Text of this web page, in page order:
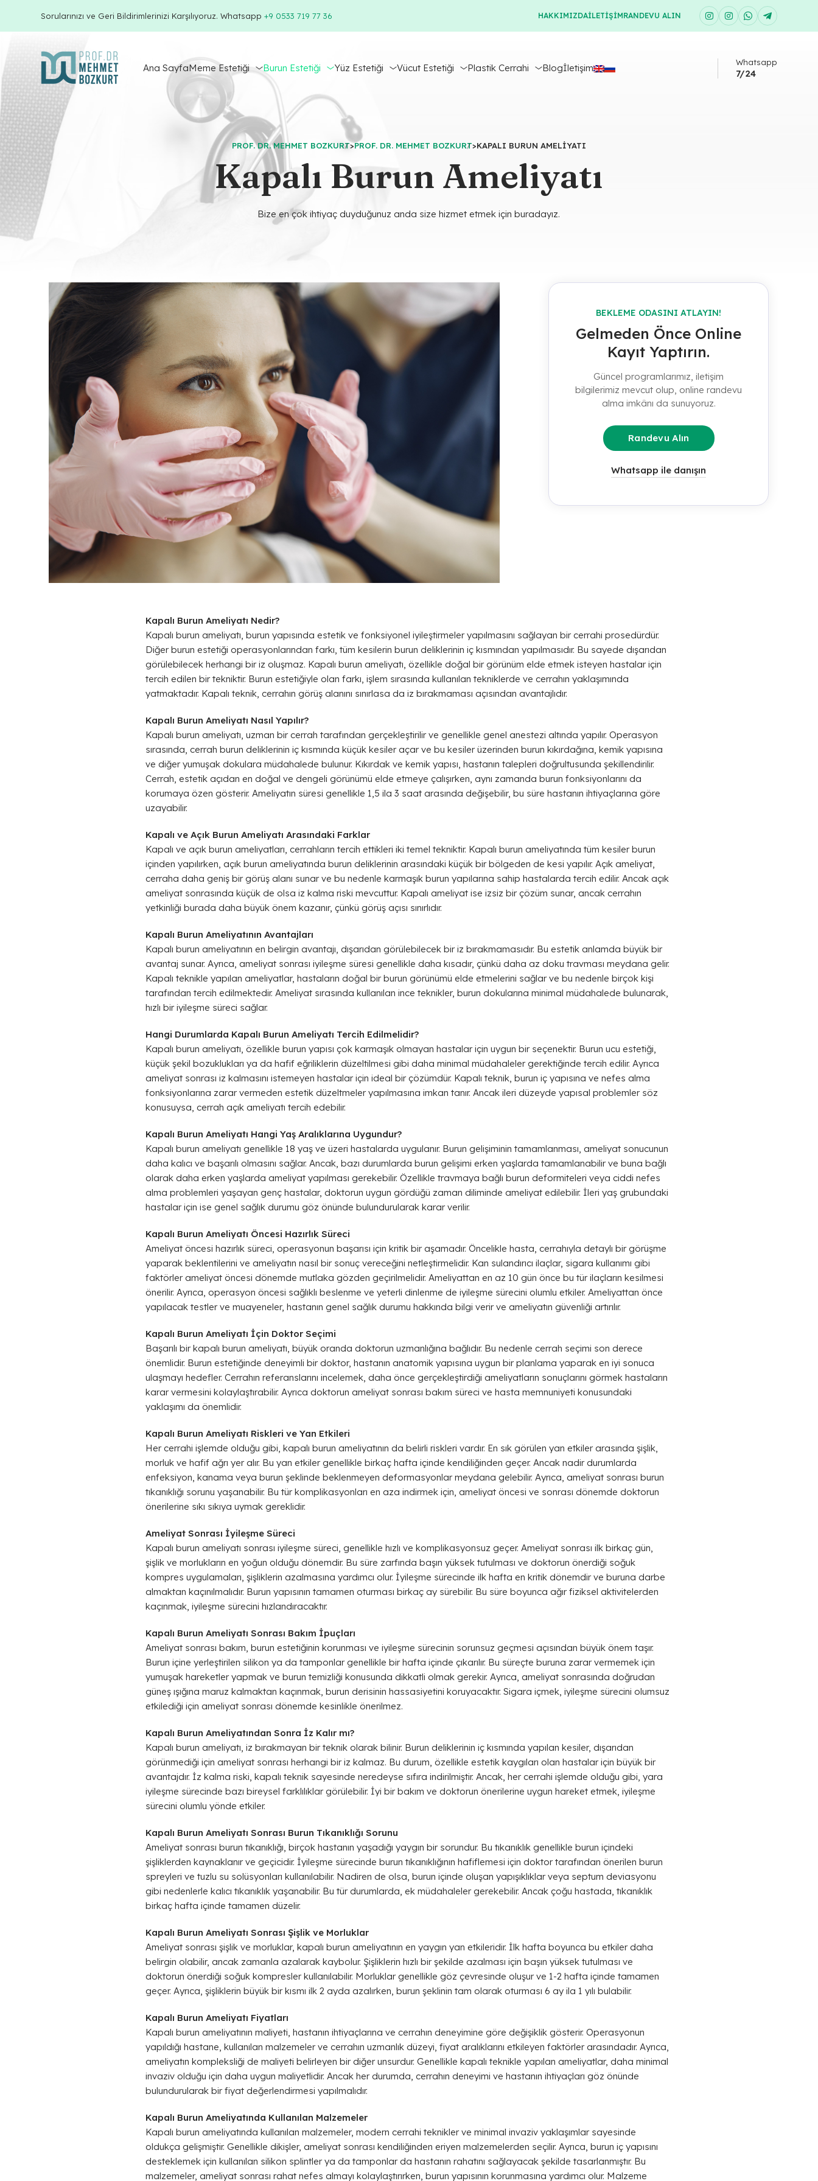
Sorularınızı ve Geri Bildirimlerinizi Karşılıyoruz. Whatsapp+9 0533 719 77 36 HAKKIMIZDAİLETIŞIMRANDEVU ALIN
Ana SayfaMeme Estetiği Burun Estetiği Yüz Estetiği Vücut Estetiği Plastik Cerrahi Blogİletişim
Whatsapp
7/24
PROF. DR. MEHMET BOZKURT>PROF. DR. MEHMET BOZKURT>KAPALI BURUN AMELIYATI
Kapalı Burun Ameliyatı
Bize en çok ihtiyaç duyduğunuz anda size hizmet etmek için buradayız.
BEKLEME ODASINI ATLAYIN!
Gelmeden Önce Online
Kayıt Yaptırın.
Güncel programlarımız, iletişim
bilgilerimiz mevcut olup, online randevu
alma imkânı da sunuyoruz.
Randevu Alın
Whatsapp ile danışın
Kapalı Burun Ameliyatı Nedir?
Kapalı burun ameliyatı, burun yapısında estetik ve fonksiyonel iyileştirmeler yapılmasını sağlayan bir cerrahi prosedürdür.
Diğer burun estetiği operasyonlarından farkı, tüm kesilerin burun deliklerinin iç kısmından yapılmasıdır. Bu sayede dışarıdan
görülebilecek herhangi bir iz oluşmaz. Kapalı burun ameliyatı, özellikle doğal bir görünüm elde etmek isteyen hastalar için
tercih edilen bir tekniktir. Burun estetiğiyle olan farkı, işlem sırasında kullanılan tekniklerde ve cerrahın yaklaşımında
yatmaktadır. Kapalı teknik, cerrahın görüş alanını sınırlasa da iz bırakmaması açısından avantajlıdır.
Kapalı Burun Ameliyatı Nasıl Yapılır?
Kapalı burun ameliyatı, uzman bir cerrah tarafından gerçekleştirilir ve genellikle genel anestezi altında yapılır. Operasyon
sırasında, cerrah burun deliklerinin iç kısmında küçük kesiler açar ve bu kesiler üzerinden burun kıkırdağına, kemik yapısına
ve diğer yumuşak dokulara müdahalede bulunur. Kıkırdak ve kemik yapısı, hastanın talepleri doğrultusunda şekillendirilir.
Cerrah, estetik açıdan en doğal ve dengeli görünümü elde etmeye çalışırken, aynı zamanda burun fonksiyonlarını da
korumaya özen gösterir. Ameliyatın süresi genellikle 1,5 ila 3 saat arasında değişebilir, bu süre hastanın ihtiyaçlarına göre
uzayabilir.
Kapalı ve Açık Burun Ameliyatı Arasındaki Farklar
Kapalı ve açık burun ameliyatları, cerrahların tercih ettikleri iki temel tekniktir. Kapalı burun ameliyatında tüm kesiler burun
içinden yapılırken, açık burun ameliyatında burun deliklerinin arasındaki küçük bir bölgeden de kesi yapılır. Açık ameliyat,
cerraha daha geniş bir görüş alanı sunar ve bu nedenle karmaşık burun yapılarına sahip hastalarda tercih edilir. Ancak açık
ameliyat sonrasında küçük de olsa iz kalma riski mevcuttur. Kapalı ameliyat ise izsiz bir çözüm sunar, ancak cerrahın
yetkinliği burada daha büyük önem kazanır, çünkü görüş açısı sınırlıdır.
Kapalı Burun Ameliyatının Avantajları
Kapalı burun ameliyatının en belirgin avantajı, dışarıdan görülebilecek bir iz bırakmamasıdır. Bu estetik anlamda büyük bir
avantaj sunar. Ayrıca, ameliyat sonrası iyileşme süresi genellikle daha kısadır, çünkü daha az doku travması meydana gelir.
Kapalı teknikle yapılan ameliyatlar, hastaların doğal bir burun görünümü elde etmelerini sağlar ve bu nedenle birçok kişi
tarafından tercih edilmektedir. Ameliyat sırasında kullanılan ince teknikler, burun dokularına minimal müdahalede bulunarak,
hızlı bir iyileşme süreci sağlar.
Hangi Durumlarda Kapalı Burun Ameliyatı Tercih Edilmelidir?
Kapalı burun ameliyatı, özellikle burun yapısı çok karmaşık olmayan hastalar için uygun bir seçenektir. Burun ucu estetiği,
küçük şekil bozuklukları ya da hafif eğriliklerin düzeltilmesi gibi daha minimal müdahaleler gerektiğinde tercih edilir. Ayrıca
ameliyat sonrası iz kalmasını istemeyen hastalar için ideal bir çözümdür. Kapalı teknik, burun iç yapısına ve nefes alma
fonksiyonlarına zarar vermeden estetik düzeltmeler yapılmasına imkan tanır. Ancak ileri düzeyde yapısal problemler söz
konusuysa, cerrah açık ameliyatı tercih edebilir.
Kapalı Burun Ameliyatı Hangi Yaş Aralıklarına Uygundur?
Kapalı burun ameliyatı genellikle 18 yaş ve üzeri hastalarda uygulanır. Burun gelişiminin tamamlanması, ameliyat sonucunun
daha kalıcı ve başarılı olmasını sağlar. Ancak, bazı durumlarda burun gelişimi erken yaşlarda tamamlanabilir ve buna bağlı
olarak daha erken yaşlarda ameliyat yapılması gerekebilir. Özellikle travmaya bağlı burun deformiteleri veya ciddi nefes
alma problemleri yaşayan genç hastalar, doktorun uygun gördüğü zaman diliminde ameliyat edilebilir. İleri yaş grubundaki
hastalar için ise genel sağlık durumu göz önünde bulundurularak karar verilir.
Kapalı Burun Ameliyatı Öncesi Hazırlık Süreci
Ameliyat öncesi hazırlık süreci, operasyonun başarısı için kritik bir aşamadır. Öncelikle hasta, cerrahıyla detaylı bir görüşme
yaparak beklentilerini ve ameliyatın nasıl bir sonuç vereceğini netleştirmelidir. Kan sulandırıcı ilaçlar, sigara kullanımı gibi
faktörler ameliyat öncesi dönemde mutlaka gözden geçirilmelidir. Ameliyattan en az 10 gün önce bu tür ilaçların kesilmesi
önerilir. Ayrıca, operasyon öncesi sağlıklı beslenme ve yeterli dinlenme de iyileşme sürecini olumlu etkiler. Ameliyattan önce
yapılacak testler ve muayeneler, hastanın genel sağlık durumu hakkında bilgi verir ve ameliyatın güvenliği artırılır.
Kapalı Burun Ameliyatı İçin Doktor Seçimi
Başarılı bir kapalı burun ameliyatı, büyük oranda doktorun uzmanlığına bağlıdır. Bu nedenle cerrah seçimi son derece
önemlidir. Burun estetiğinde deneyimli bir doktor, hastanın anatomik yapısına uygun bir planlama yaparak en iyi sonuca
ulaşmayı hedefler. Cerrahın referanslarını incelemek, daha önce gerçekleştirdiği ameliyatların sonuçlarını görmek hastaların
karar vermesini kolaylaştırabilir. Ayrıca doktorun ameliyat sonrası bakım süreci ve hasta memnuniyeti konusundaki
yaklaşımı da önemlidir.
Kapalı Burun Ameliyatı Riskleri ve Yan Etkileri
Her cerrahi işlemde olduğu gibi, kapalı burun ameliyatının da belirli riskleri vardır. En sık görülen yan etkiler arasında şişlik,
morluk ve hafif ağrı yer alır. Bu yan etkiler genellikle birkaç hafta içinde kendiliğinden geçer. Ancak nadir durumlarda
enfeksiyon, kanama veya burun şeklinde beklenmeyen deformasyonlar meydana gelebilir. Ayrıca, ameliyat sonrası burun
tıkanıklığı sorunu yaşanabilir. Bu tür komplikasyonları en aza indirmek için, ameliyat öncesi ve sonrası dönemde doktorun
önerilerine sıkı sıkıya uymak gereklidir.
Ameliyat Sonrası İyileşme Süreci
Kapalı burun ameliyatı sonrası iyileşme süreci, genellikle hızlı ve komplikasyonsuz geçer. Ameliyat sonrası ilk birkaç gün,
şişlik ve morlukların en yoğun olduğu dönemdir. Bu süre zarfında başın yüksek tutulması ve doktorun önerdiği soğuk
kompres uygulamaları, şişliklerin azalmasına yardımcı olur. İyileşme sürecinde ilk hafta en kritik dönemdir ve buruna darbe
almaktan kaçınılmalıdır. Burun yapısının tamamen oturması birkaç ay sürebilir. Bu süre boyunca ağır fiziksel aktivitelerden
kaçınmak, iyileşme sürecini hızlandıracaktır.
Kapalı Burun Ameliyatı Sonrası Bakım İpuçları
Ameliyat sonrası bakım, burun estetiğinin korunması ve iyileşme sürecinin sorunsuz geçmesi açısından büyük önem taşır.
Burun içine yerleştirilen silikon ya da tamponlar genellikle bir hafta içinde çıkarılır. Bu süreçte buruna zarar vermemek için
yumuşak hareketler yapmak ve burun temizliği konusunda dikkatli olmak gerekir. Ayrıca, ameliyat sonrasında doğrudan
güneş ışığına maruz kalmaktan kaçınmak, burun derisinin hassasiyetini koruyacaktır. Sigara içmek, iyileşme sürecini olumsuz
etkilediği için ameliyat sonrası dönemde kesinlikle önerilmez.
Kapalı Burun Ameliyatından Sonra İz Kalır mı?
Kapalı burun ameliyatı, iz bırakmayan bir teknik olarak bilinir. Burun deliklerinin iç kısmında yapılan kesiler, dışarıdan
görünmediği için ameliyat sonrası herhangi bir iz kalmaz. Bu durum, özellikle estetik kaygıları olan hastalar için büyük bir
avantajdır. İz kalma riski, kapalı teknik sayesinde neredeyse sıfıra indirilmiştir. Ancak, her cerrahi işlemde olduğu gibi, yara
iyileşme sürecinde bazı bireysel farklılıklar görülebilir. İyi bir bakım ve doktorun önerilerine uygun hareket etmek, iyileşme
sürecini olumlu yönde etkiler.
Kapalı Burun Ameliyatı Sonrası Burun Tıkanıklığı Sorunu
Ameliyat sonrası burun tıkanıklığı, birçok hastanın yaşadığı yaygın bir sorundur. Bu tıkanıklık genellikle burun içindeki
şişliklerden kaynaklanır ve geçicidir. İyileşme sürecinde burun tıkanıklığının hafiflemesi için doktor tarafından önerilen burun
spreyleri ve tuzlu su solüsyonları kullanılabilir. Nadiren de olsa, burun içinde oluşan yapışıklıklar veya septum deviasyonu
gibi nedenlerle kalıcı tıkanıklık yaşanabilir. Bu tür durumlarda, ek müdahaleler gerekebilir. Ancak çoğu hastada, tıkanıklık
birkaç hafta içinde tamamen düzelir.
Kapalı Burun Ameliyatı Sonrası Şişlik ve Morluklar
Ameliyat sonrası şişlik ve morluklar, kapalı burun ameliyatının en yaygın yan etkileridir. İlk hafta boyunca bu etkiler daha
belirgin olabilir, ancak zamanla azalarak kaybolur. Şişliklerin hızlı bir şekilde azalması için başın yüksek tutulması ve
doktorun önerdiği soğuk kompresler kullanılabilir. Morluklar genellikle göz çevresinde oluşur ve 1-2 hafta içinde tamamen
geçer. Ayrıca, şişliklerin büyük bir kısmı ilk 2 ayda azalırken, burun şeklinin tam olarak oturması 6 ay ila 1 yılı bulabilir.
Kapalı Burun Ameliyatı Fiyatları
Kapalı burun ameliyatının maliyeti, hastanın ihtiyaçlarına ve cerrahın deneyimine göre değişiklik gösterir. Operasyonun
yapıldığı hastane, kullanılan malzemeler ve cerrahın uzmanlık düzeyi, fiyat aralıklarını etkileyen faktörler arasındadır. Ayrıca,
ameliyatın kompleksliği de maliyeti belirleyen bir diğer unsurdur. Genellikle kapalı teknikle yapılan ameliyatlar, daha minimal
invaziv olduğu için daha uygun maliyetlidir. Ancak her durumda, cerrahın deneyimi ve hastanın ihtiyaçları göz önünde
bulundurularak bir fiyat değerlendirmesi yapılmalıdır.
Kapalı Burun Ameliyatında Kullanılan Malzemeler
Kapalı burun ameliyatında kullanılan malzemeler, modern cerrahi teknikler ve minimal invaziv yaklaşımlar sayesinde
oldukça gelişmiştir. Genellikle dikişler, ameliyat sonrası kendiliğinden eriyen malzemelerden seçilir. Ayrıca, burun iç yapısını
desteklemek için kullanılan silikon splintler ya da tamponlar da hastanın rahatını sağlayacak şekilde tasarlanmıştır. Bu
malzemeler, ameliyat sonrası rahat nefes almayı kolaylaştırırken, burun yapısının korunmasına yardımcı olur. Malzeme